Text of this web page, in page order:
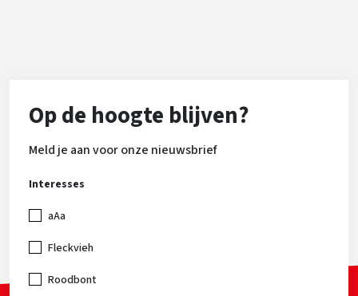
Op de hoogte blijven?
Meld je aan voor onze nieuwsbrief
Interesses
aAa
Fleckvieh
Roodbont